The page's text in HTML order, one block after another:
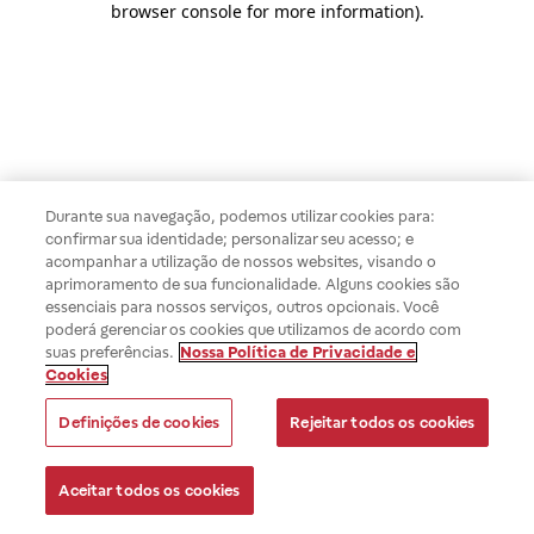
browser console for more information).
Durante sua navegação, podemos utilizar cookies para:
confirmar sua identidade; personalizar seu acesso; e
acompanhar a utilização de nossos websites, visando o
aprimoramento de sua funcionalidade. Alguns cookies são
essenciais para nossos serviços, outros opcionais. Você
poderá gerenciar os cookies que utilizamos de acordo com
suas preferências. Nossa Política de Privacidade e
Cookies
Definições de cookies Rejeitar todos os cookies
Aceitar todos os cookies